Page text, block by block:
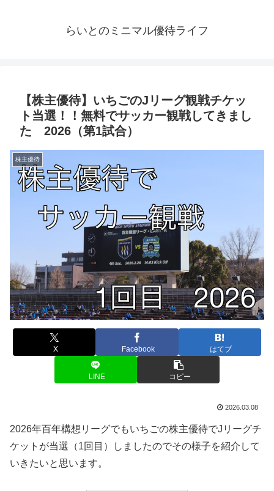
らいとのミニマル優待ライフ
【株主優待】いちごのJリーグ観戦チケッ
ト当選！！無料でサッカー観戦してきまし
た 2026（第1試合）
株主優待
X Facebook はてブ
LINE コピー
2026.03.08
2026年百年構想リーグでもいちごの株主優待でJリーグチ
ケットが当選（1回目）しましたのでその様子を紹介して
いきたいと思います。